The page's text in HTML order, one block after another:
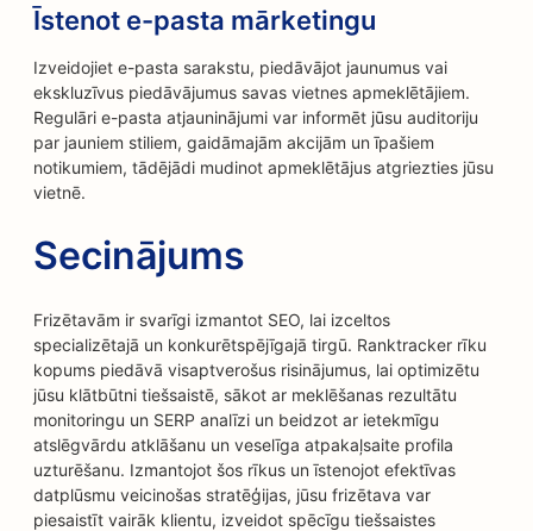
Īstenot e-pasta mārketingu
Izveidojiet e-pasta sarakstu, piedāvājot jaunumus vai
ekskluzīvus piedāvājumus savas vietnes apmeklētājiem.
Regulāri e-pasta atjauninājumi var informēt jūsu auditoriju
par jauniem stiliem, gaidāmajām akcijām un īpašiem
notikumiem, tādējādi mudinot apmeklētājus atgriezties jūsu
vietnē.
Secinājums
Frizētavām ir svarīgi izmantot SEO, lai izceltos
specializētajā un konkurētspējīgajā tirgū. Ranktracker rīku
kopums piedāvā visaptverošus risinājumus, lai optimizētu
jūsu klātbūtni tiešsaistē, sākot ar meklēšanas rezultātu
monitoringu un SERP analīzi un beidzot ar ietekmīgu
atslēgvārdu atklāšanu un veselīga atpakaļsaite profila
uzturēšanu. Izmantojot šos rīkus un īstenojot efektīvas
datplūsmu veicinošas stratēģijas, jūsu frizētava var
piesaistīt vairāk klientu, izveidot spēcīgu tiešsaistes